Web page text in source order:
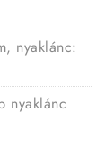
nyaklánc:
nyaklánc